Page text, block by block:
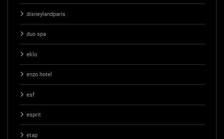
disneylandparis
duo spa
eklo
enzo hotel
esf
esprit
etap